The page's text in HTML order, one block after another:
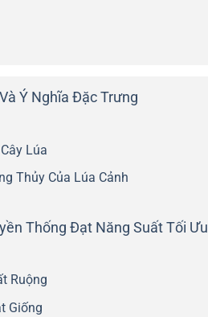
Ý Nghĩa Đặc Trưng
Lúa
Thủy Của Lúa Cảnh
Thống Đạt Năng Suất Tối Ưu
Ruộng
Giống